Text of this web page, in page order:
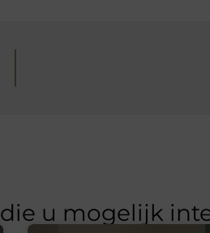
die u mogelijk